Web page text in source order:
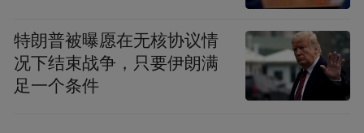
特朗普被曝愿在无核协议情
况下结束战争，只要伊朗满
足一个条件